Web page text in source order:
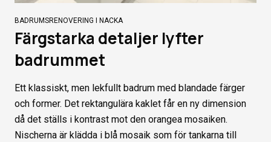
BADRUMSRENOVERING I NACKA
Färgstarka detaljer lyfter
badrummet
Ett klassiskt, men lekfullt badrum med blandade färger
och former. Det rektangulära kaklet får en ny dimension
då det ställs i kontrast mot den orangea mosaiken.
Nischerna är klädda i blå mosaik som för tankarna till